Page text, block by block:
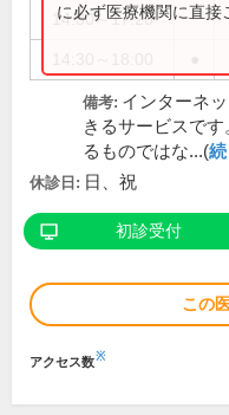
14:30～17:20
に必ず医療機関に直接
備考: インターネ
きるサービスで
るものではな...(
休診日: 日、祝
初診受付
この
アクセス数※